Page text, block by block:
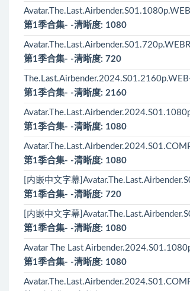
第1季合集- -清晰度: 1080
第1季合集- -清晰度: 720
第1季合集- -清晰度: 2160
第1季合集- -清晰度: 1080
第1季合集- -清晰度: 1080
[内嵌中文字幕
第1季合集- -清晰度: 720
[内嵌中文字幕
第1季合集- -清晰度: 1080
Avatar The Last
第1季合集- -清晰度: 1080